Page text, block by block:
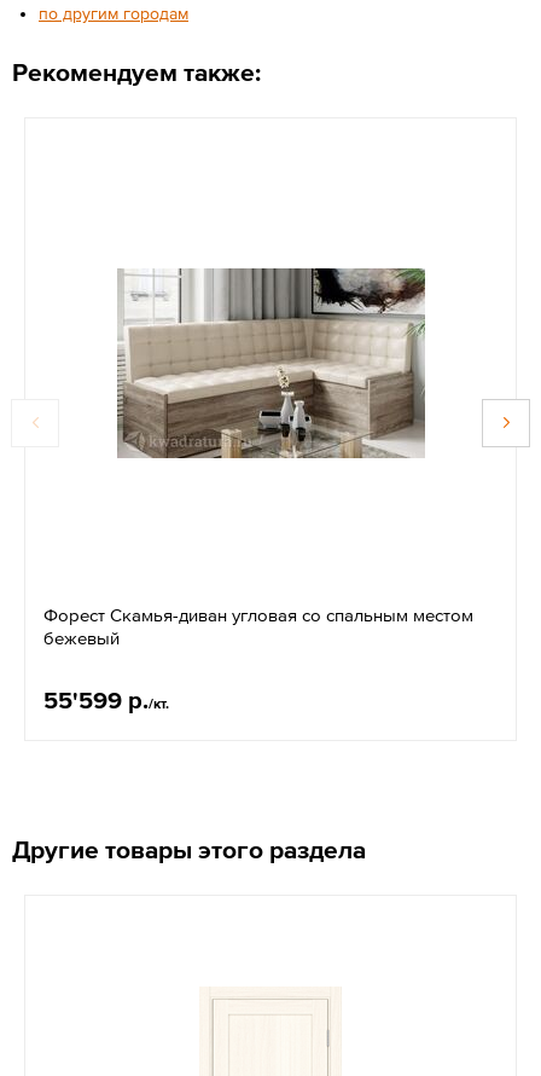
по другим городам
Рекомендуем также:
Форест Скамья-диван угловая со спальным местом
бежевый
55'599 р./кт.
Другие товары этого раздела